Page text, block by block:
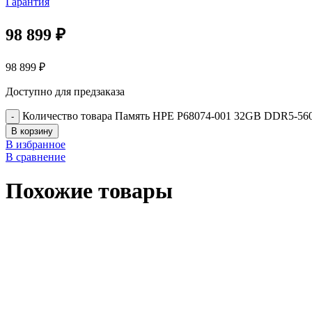
98 899 ₽
98 899 ₽
Доступно для предзаказа
Количество товара Память HPE P68074-001 32GB DDR5-
В корзину
В избранное
В сравнение
Похожие товары